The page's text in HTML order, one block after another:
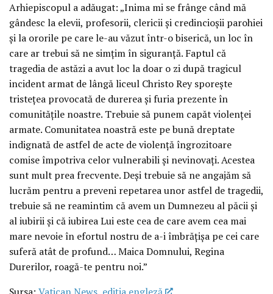
Arhiepiscopul a adăugat: „Inima mi se frânge când mă
gândesc la elevii, profesorii, clericii și credincioșii parohiei
și la ororile pe care le-au văzut într-o biserică, un loc în
care ar trebui să ne simțim în siguranță. Faptul că
tragedia de astăzi a avut loc la doar o zi după tragicul
incident armat de lângă liceul Christo Rey sporește
tristețea provocată de durerea și furia prezente în
comunitățile noastre. Trebuie să punem capăt violenței
armate. Comunitatea noastră este pe bună dreptate
indignată de astfel de acte de violență îngrozitoare
comise împotriva celor vulnerabili și nevinovați. Acestea
sunt mult prea frecvente. Deși trebuie să ne angajăm să
lucrăm pentru a preveni repetarea unor astfel de tragedii,
trebuie să ne reamintim că avem un Dumnezeu al păcii și
al iubirii și că iubirea Lui este cea de care avem cea mai
mare nevoie în efortul nostru de a-i îmbrățișa pe cei care
suferă atât de profund… Maica Domnului, Regina
Durerilor, roagă-te pentru noi.”